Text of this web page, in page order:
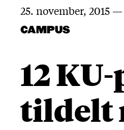
25. november, 2015 —
CAMPUS
12
tildelt